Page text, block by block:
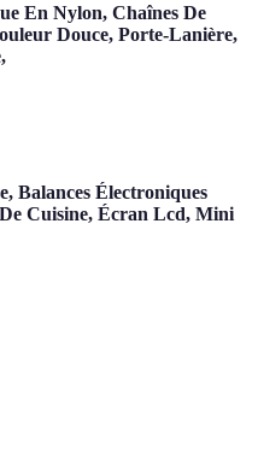
En Nylon, Chaînes De
Douce, Porte-Lanière,
Balances Électroniques
Cuisine, Écran Lcd, Mini